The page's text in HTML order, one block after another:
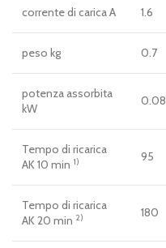
corrente di carica A
1.6
peso kg 0.7
potenza assorbita
kW
0.08
Tempo di ricarica
AK 10 min 1) 95
Tempo di ricarica
AK 20 min 2) 180